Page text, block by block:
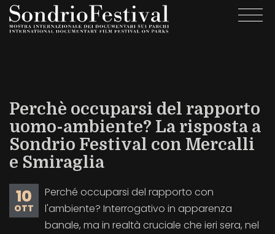
Salta
Perchè occuparsi del rapporto
uomo-ambiente? La risposta a
Sondrio Festival con Mercalli
e Smiraglia
10
OTT
Perché occuparsi del rapporto con
l'ambiente? Interrogativo in apparenza
banale, ma in realtà cruciale che ieri sera, nel